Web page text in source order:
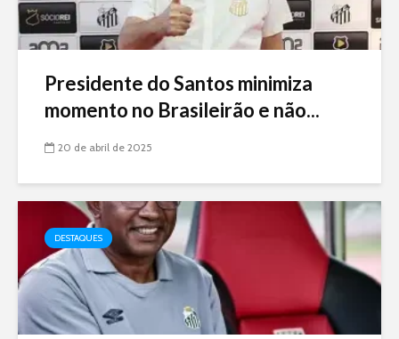
Presidente do Santos minimiza
momento no Brasileirão e não...
20 de abril de 2025
DESTAQUES